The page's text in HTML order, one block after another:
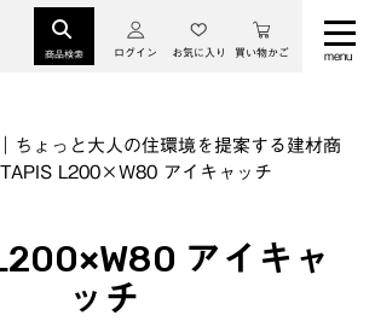
商品検索 ログイン お気に入り 買い物かご
ちょっと大人の住環境を提案する建材商
TAPIS L200×W80 アイキャッチ
アイキャ
ッチ